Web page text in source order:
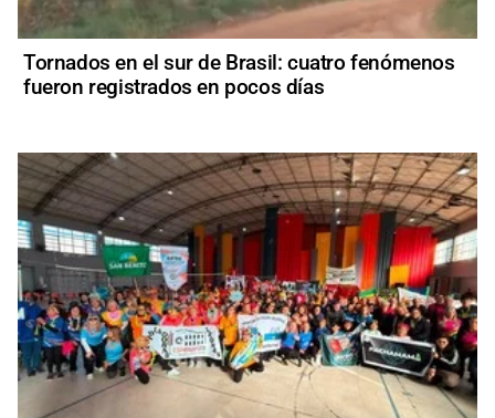
Tornados en el sur de Brasil: cuatro fenómenos
fueron registrados en pocos días